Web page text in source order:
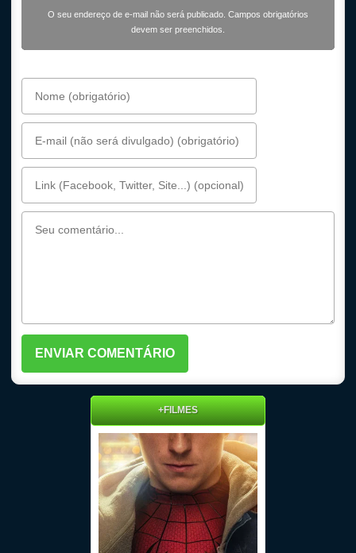
O seu endereço de e-mail não será publicado. Campos obrigatórios
devem ser preenchidos.
+FILMES